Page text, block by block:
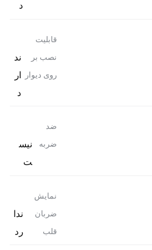
د
قابلیت
نصب بر
روی دیوار
ند
ار
د
ضد
ضربه
نیس
ت
نمایش
ضربان
قلب
ندا
رد